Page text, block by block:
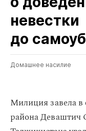
невестки
до
Домашнее насилие
Милиция завела
района Деваштич